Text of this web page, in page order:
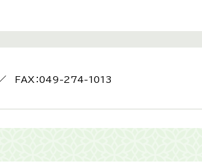
／ FAX：049-274-1013